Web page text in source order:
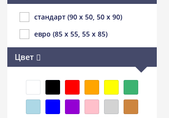
стандарт (90 x 50, 50 x 90)
евро (85 x 55, 55 x 85)
Цвет